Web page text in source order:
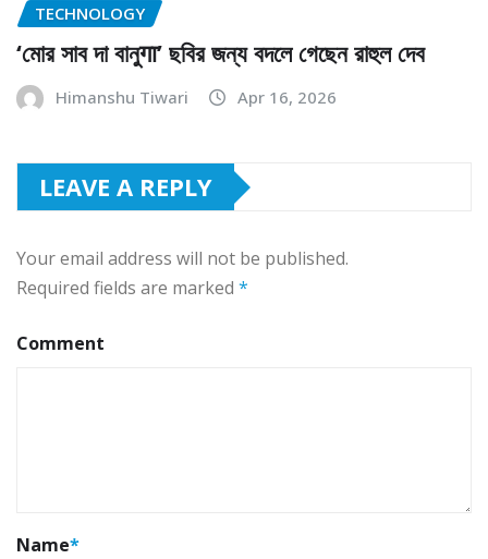
TECHNOLOGY
‘মোর সাব দা বানুगा’ ছবির জন্য বদলে গেছেন রাহুল দেব
Himanshu Tiwari Apr 16, 2026
LEAVE A REPLY
Your email address will not be published.
Required fields are marked *
Comment
Name*